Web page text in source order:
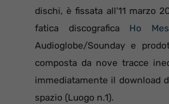
dischi, è fissata all’11 marzo
fatica discografica Ho
Audioglobe/Sounday e
composta da nove tracce
immediatamente il download
spazio (Luogo n.1).